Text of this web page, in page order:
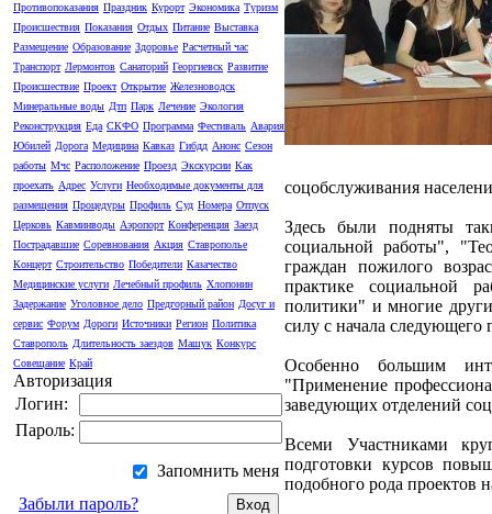
Противопоказания Праздник Курорт Экономика Туризм
Происшествия Показания Отдых Питание Выставка
Размещение Образование Здоровье Расчетный час
Транспорт Лермонтов Санаторий Георгиевск Развитие
Происшествие Проект Открытие Железноводск
Минеральные воды Дтп Парк Лечение Экология
Реконструкция Еда СКФО Программа Фестиваль Авария
Юбилей Дорога Медицина Кавказ Гибдд Анонс Сезон
работы Мчс Расположение Проезд Экскурсии Как
проехать Адрес Услуги Необходимые документы для
размещения Процедуры Профиль Суд Номера Отпуск
Церковь Кавминводы Аэропорт Конференция Заезд
Пострадавшие Соревнования Акция Ставрополье
Концерт Строительство Победители Казачество
Медицинские услуги Лечебный профиль Хлопонин
Задержание Уголовное дело Предгорный район Досуг и
сервис Форум Дороги Источники Регион Политика
Ставрополь Длительность заездов Машук Конкурс
Совещание Край
Авторизация
Логин:
Пароль:
Запомнить меня
Забыли пароль?
соцобслуживания
Здесь были подняты
социальной работы",
граждан пожилого
практике социальной
политики" и многие
силу с начала следующего
Особенно большим
"Применение
заведующих отделений
Всеми Участниками
подготовки курсов
подобного рода проектов